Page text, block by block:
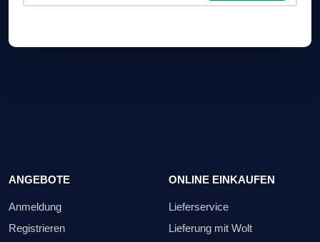
ANGEBOTE
Anmeldung
Registrieren
ONLINE EINKAUFEN
Lieferservice
Lieferung mit Wolt